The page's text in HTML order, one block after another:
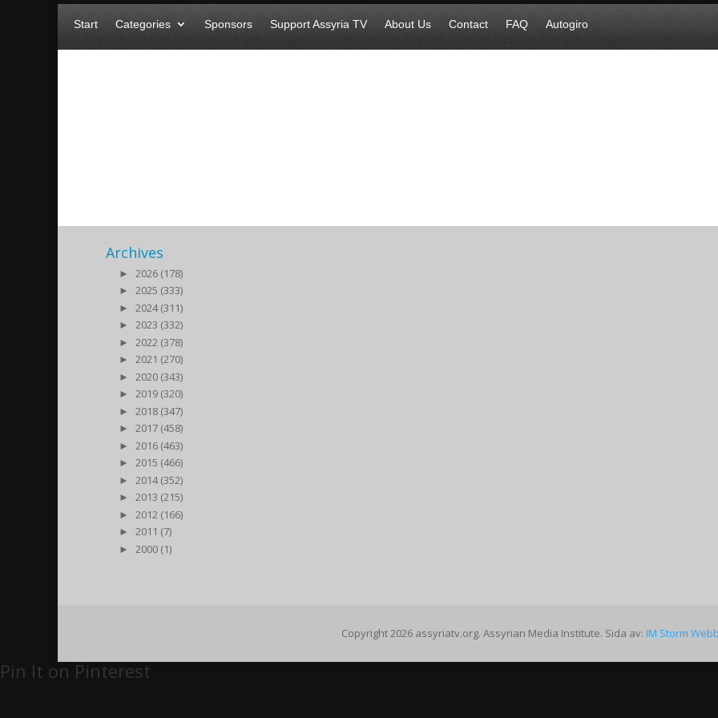
Start Categories Sponsors Support Assyria TV About Us Contact FAQ Autogiro
Archives
►
2026 (178)
►
2025 (333)
►
2024 (311)
►
2023 (332)
►
2022 (378)
►
2021 (270)
►
2020 (343)
►
2019 (320)
►
2018 (347)
►
2017 (458)
►
2016 (463)
►
2015 (466)
►
2014 (352)
►
2013 (215)
►
2012 (166)
►
2011 (7)
►
2000 (1)
Copyright 2026 assyriatv.org. Assyrian Media Institute. Sida av: IM Storm
Pin It on Pinterest